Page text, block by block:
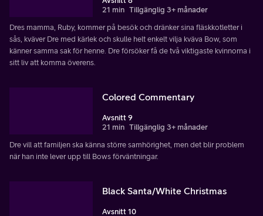
21 min Tillgänglig 3+ månader
Dres mamma, Ruby, kommer på besök och dränker sina fläskkotletter i
sås, kväver Dre med kärlek och skulle helt enkelt vilja kväva Bow, som
känner samma sak för henne. Dre försöker få de två viktigaste kvinnorna i
sitt liv att komma överens.
Colored Commentary
Avsnitt 9
21 min Tillgänglig 3+ månader
Dre vill att familjen ska känna större samhörighet, men det blir problem
när han inte lever upp till Bows förväntningar.
Black Santa/White Christmas
Avsnitt 10